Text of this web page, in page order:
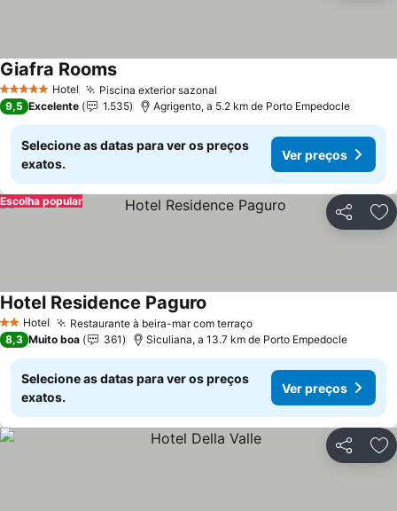
5 Estrelas Hotel Piscina exterior sazonal
Giafra Rooms
9,5 Excelente 1.535 Agrigento, a 5.2 km de Porto Empedocle
Selecione as datas para ver os preços
exatos.
Ver preços
Partilhar
Escolha popular
2 Estrelas
Hotel Restaurante à beira-mar com terraço
Hotel Residence Paguro
8,3 Muito boa 361 Siculiana, a 13.7 km de Porto Empedocle
Selecione as datas para ver os preços
exatos.
Ver preços
Partilhar